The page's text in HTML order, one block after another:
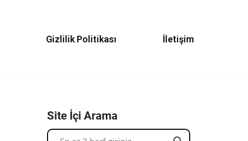
Gizlilik Politikası İletişim
Site İçi Arama